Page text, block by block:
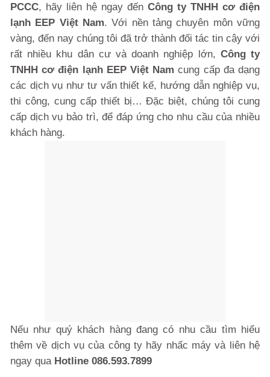
PCCC, hãy liên hệ ngay đến Công ty TNHH cơ điện
lạnh EEP Việt Nam. Với nền tảng chuyên môn vững
vàng, đến nay chúng tôi đã trở thành đối tác tin cậy với
rất nhiều khu dân cư và doanh nghiệp lớn, Công ty
TNHH cơ điện lạnh EEP Việt Nam cung cấp đa dạng
các dịch vụ như tư vấn thiết kế, hướng dẫn nghiệp vụ,
thi công, cung cấp thiết bị… Đặc biệt, chúng tôi cung
cấp dịch vụ bảo trì, để đáp ứng cho nhu cầu của nhiều
khách hàng.
Nếu như quý khách hàng đang có nhu cầu tìm hiểu
thêm về dịch vụ của công ty hãy nhấc máy và liên hệ
ngay qua Hotline 086.593.7899